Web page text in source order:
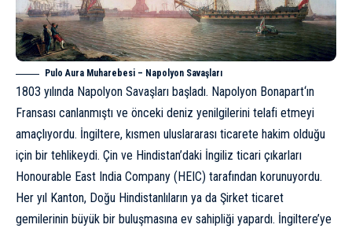
Pulo Aura Muharebesi – Napolyon Savaşları
1803 yılında Napolyon Savaşları başladı. Napolyon Bonapart‘ın
Fransası canlanmıştı ve önceki deniz yenilgilerini telafi etmeyi
amaçlıyordu. İngiltere, kısmen uluslararası ticarete hakim olduğu
için bir tehlikeydi. Çin ve Hindistan’daki İngiliz ticari çıkarları
Honourable East India Company (HEIC) tarafından korunuyordu.
Her yıl Kanton, Doğu Hindistanlıların ya da Şirket ticaret
gemilerinin büyük bir buluşmasına ev sahipliği yapardı. İngiltere’ye